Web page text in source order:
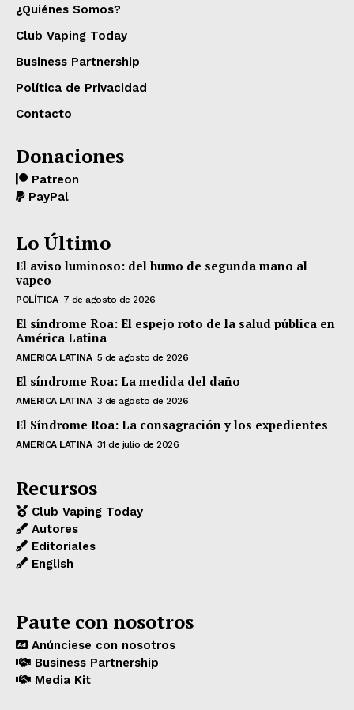
¿Quiénes Somos?
Club Vaping Today
Business Partnership
Política de Privacidad
Contacto
Donaciones
Patreon
PayPal
Lo Último
El aviso luminoso: del humo de segunda mano al
vapeo
POLÍTICA 7 de agosto de 2026
El síndrome Roa: El espejo roto de la salud pública en
América Latina
AMERICA LATINA 5 de agosto de 2026
El síndrome Roa: La medida del daño
AMERICA LATINA 3 de agosto de 2026
El Síndrome Roa: La consagración y los expedientes
AMERICA LATINA 31 de julio de 2026
Recursos
Club Vaping Today
Autores
Editoriales
English
Paute con nosotros
Anúnciese con nosotros
Business Partnership
Media Kit